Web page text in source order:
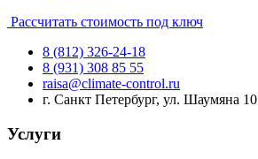
Рассчитать стоимость под ключ
8 (812) 326-24-18
8 (931) 308 85 55
raisa@climate-control.ru
г. Санкт Петербург, ул. Шаумяна 10
Услуги